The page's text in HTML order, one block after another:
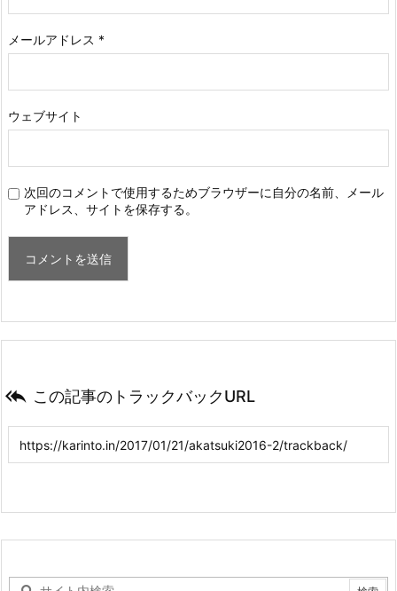
メールアドレス *
ウェブサイト
次回のコメントで使用するためブラウザーに自分の名前、メール
アドレス、サイトを保存する。
 この記事のトラックバックURL